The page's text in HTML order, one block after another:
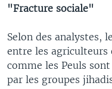
"Fracture sociale"
Selon des analystes,
entre les agriculteurs
comme les Peuls
par les groupes